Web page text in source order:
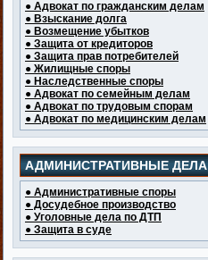
● Адвокат по гражданским делам
● Взыскание долга
● Возмещение убытков
● Защита от кредиторов
● Защита прав потребителей
● Жилищные споры
● Наследственные споры
● Адвокат по семейным делам
● Адвокат по трудовым спорам
● Адвокат по медицинским делам
АДМИНИСТРАТИВНЫЕ ДЕЛА
● Административные споры
● Досудебное производство
● Уголовные дела по ДТП
● Защита в суде